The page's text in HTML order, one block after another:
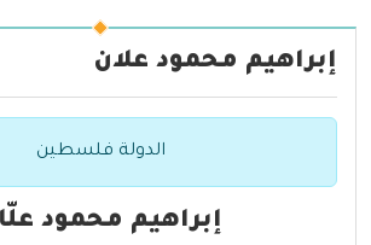
إبراهيم محمود علان
الدولة فلسطين
إبراهيم محمود